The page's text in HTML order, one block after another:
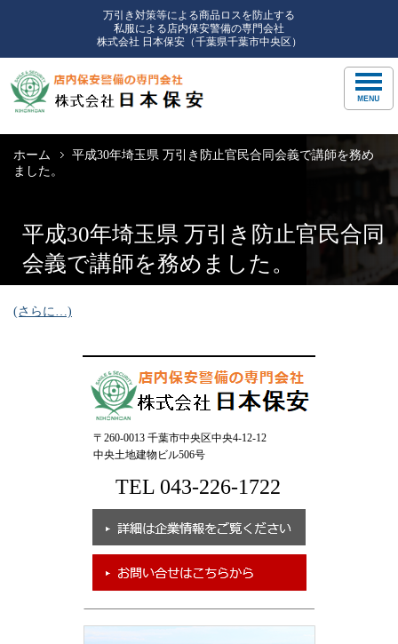
万引き対策等による商品ロスを防止する
私服による店内保安警備の専門会社
株式会社 日本保安（千葉県千葉市中央区）
ホーム
平成30年埼玉県 万引き防止官民合同会義で講師を務め
ました。
平成30年埼玉県 万引き防止官民合同
会義で講師を務めました。
(さらに…)
〒260-0013 千葉市中央区中央4-12-12
中央土地建物ビル506号
TEL 043-226-1722